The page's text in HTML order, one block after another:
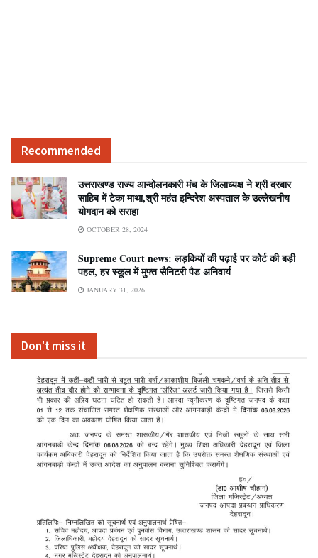
Recommended
उत्तराखण्ड राज्य आन्दोलनकारी मंच के जिलाध्यक्ष ने श्री दरबार
साहिब में टेका माथा,श्री महंत इन्दिरेश अस्पताल के उल्लेखनीय
योगदान को सराहा
OCTOBER 28, 2024
Supreme Court news: लड़कियों की पढ़ाई पर कोर्ट की बड़ी
पहल, हर स्कूल में मुफ्त सैनिटरी पैड अनिवार्य
JANUARY 31, 2026
Don't miss it